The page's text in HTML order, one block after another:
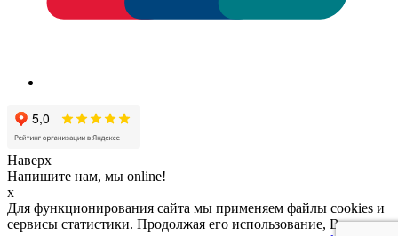
Наверх
Напишите нам, мы online!
x
Для функционирования сайта мы применяем файлы cookies и
сервисы статистики. Продолжая его использование, Вы